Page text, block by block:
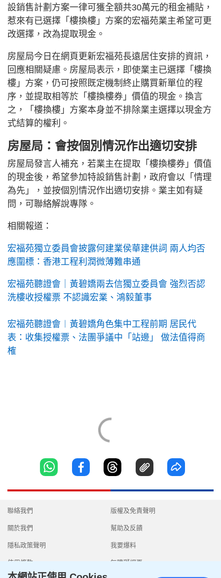
設銷售計劃方案一律可獲全額共30萬元的租金補貼，
惹來有已選擇「樓換樓」方案的宏福苑業主希望可更
改選擇，改為提取現金。
房屋局今日在網頁更新宏福苑長遠居住安排的資訊，
回應相關疑慮。房屋局表示，即使業主已選擇「樓換
樓」方案，仍可按照既定機制終止購買新單位的程
序，並提取相等於「樓換樓券」價值的現金。換言
之，「樓換樓」方案本身並不排除業主選擇以現金方
式結算的權利。
房屋局：會按個別情況作出適切安排
房屋局發言人補充，若業主在提取「樓換樓券」價值
的現金後，希望參加特設銷售計劃，政府會以「情理
為先」，並按個別情況作出適切安排。業主如有疑
問，可聯絡解說專隊。
相關報道：
宏福苑獨立委員會披露何建業侯華建供詞 兩人均否
應圍標：香港工程利潤微薄難串通
宏福苑聽證會｜黃碧嬌兩去信獨立委員會 強烈否認
洗樓收授權票 不認識宏業、鴻毅董事
宏福苑聽證會︱黃碧嬌角色集中工程前期 居民代
表：收集授權票、法團爭議中「站邊」 做法值得商
榷
聯絡我們
關於我們
隱私政策聲明
使用條款
版權及免責聲明
幫助及反饋
我要爆料
無障礙網頁